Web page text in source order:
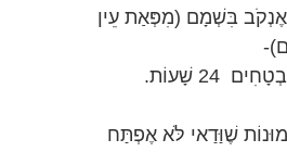
בִּשְׁמָם (מִפְּאַת עֵין
שָׁעוֹת.
שֶׁוַּדַאי לֹּא אֶפְתַּח